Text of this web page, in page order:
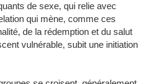
de sexe, qui relie avec
qui mène, comme ces
de la rédemption et du salut
vulnérable, subit une initiation